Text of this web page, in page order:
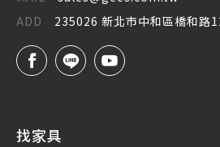
ADD
235026 新北市中和區橋和路
找家具